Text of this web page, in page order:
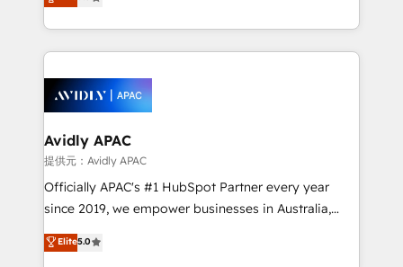
MicroSoft, custom solutions,... Our company also has
Retail execution, CPQ, customer portals and
HubSpot CMS developments. And we're champions
generating aspect of your business. We’re proud
HubSpot Elite Solutions Partners and devout CRM
nerds who can harness HubSpot’s custom digital
experience. Working hand-in-hand with your team,
we’ll assemble a RevOps machine that drives more
traffic, generates better leads and crushes your
revenue goals. We've worked with thousands of
HubSpot customers and we'd love to work with you
too! Clients come to us for: Advanced CRM solutions
HubSpot Data System Migrations between systems
Avidly APAC
提供元：Avidly APAC
Officially APAC's #1 HubSpot Partner every year
since 2019, we empower businesses in Australia,
New Zealand, and globally to realise their full
potential through enterprise HubSpot CRM
Elite5.0